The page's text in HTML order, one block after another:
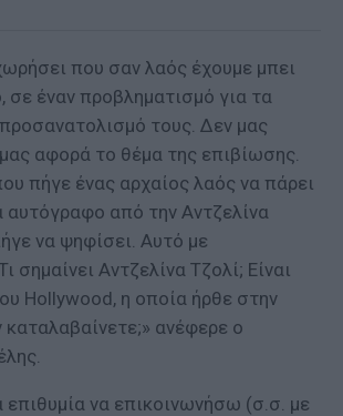
που σαν λαός έχουμε μπει
σε έναν προβληματισμό για τα
τους. Δεν μας
αφορά το θέμα της επιβίωσης.
πήγε ένας αρχαίος λαός να πάρει
αυτόγραφο από την Αντζελίνα
να ψηφίσει. Αυτό με
σημαίνει Αντζελίνα Τζολί; Είναι
Hollywood, η οποία ήρθε στην
καταλαβαίνετε;» ανέφερε ο
επιθυμία να επικοινωνήσω (σ.σ. με